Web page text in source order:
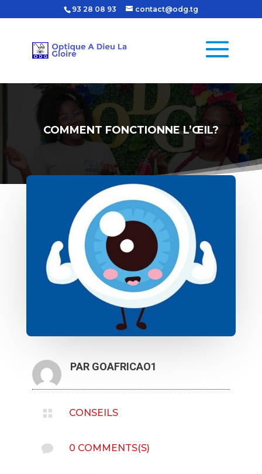
93 28 08 93 contact@odg.tg
COMMENT FONCTIONNE L’ŒIL?
PAR GOAFRICAO1
 CONSEILS
 0 COMMENTS(S)